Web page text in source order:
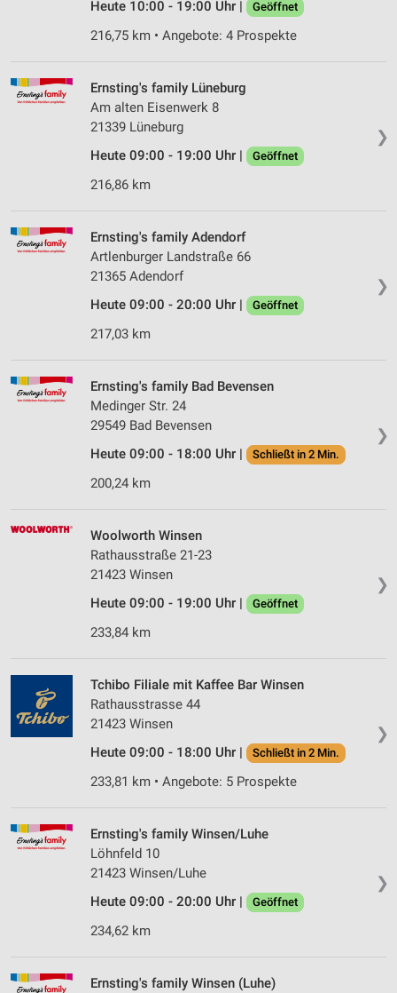
Heute 10:00 - 19:00 Uhr | Geöffnet
216,75 km • Angebote: 4 Prospekte
❯
Ernsting's family Lüneburg
Am alten Eisenwerk 8
21339 Lüneburg
Heute 09:00 - 19:00 Uhr |
Geöffnet
216,86 km
❯
Ernsting's family Adendorf
Artlenburger Landstraße 66
21365 Adendorf
Heute 09:00 - 20:00 Uhr |
Geöffnet
217,03 km
❯
Ernsting's family Bad Bevensen
Medinger Str. 24
29549 Bad Bevensen
Heute 09:00 - 18:00 Uhr |
Schließt in 2 Min.
200,24 km
❯
Woolworth Winsen
Rathausstraße 21-23
21423 Winsen
Heute 09:00 - 19:00 Uhr |
Geöffnet
233,84 km
❯
Tchibo Filiale mit Kaffee Bar Winsen
Rathausstrasse 44
21423 Winsen
Heute 09:00 - 18:00 Uhr |
Schließt in 2 Min.
233,81 km • Angebote: 5 Prospekte
❯
Ernsting's family Winsen/Luhe
Löhnfeld 10
21423 Winsen/Luhe
Heute 09:00 - 20:00 Uhr |
Geöffnet
234,62 km
Ernsting's family Winsen (Luhe)